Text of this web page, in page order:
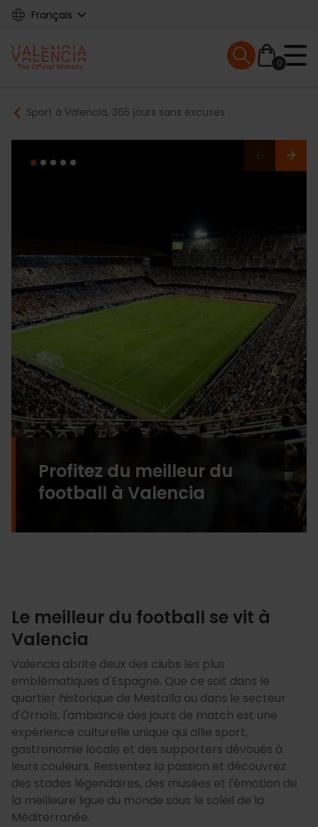
Skip
content
Français
Main
navigation
0
Mobile menu
Breadcrumb
Sport à Valencia, 365 jours sans excuses
Profitez du meilleur du
football à Valencia
Le meilleur du football se vit à
Valencia
Valencia abrite deux des clubs les plus
emblématiques d'Espagne. Que ce soit dans le
quartier historique de Mestalla ou dans le secteur
d'Orriols, l'ambiance des jours de match est une
expérience culturelle unique qui allie sport,
gastronomie locale et des supporters dévoués à
leurs couleurs. Ressentez la passion et découvrez
des stades légendaires, des musées et l'émotion de
la meilleure ligue du monde sous le soleil de la
Méditerranée.